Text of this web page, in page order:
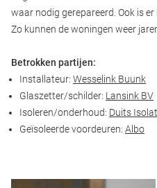
waar nodig gerepareerd. Ook is
Zo kunnen de woningen weer
Betrokken partijen:
Installateur: Wesselink Buunk
Glaszetter/schilder: Lansink BV
Isoleren/onderhoud: Duits
Geïsoleerde voordeuren: Albo